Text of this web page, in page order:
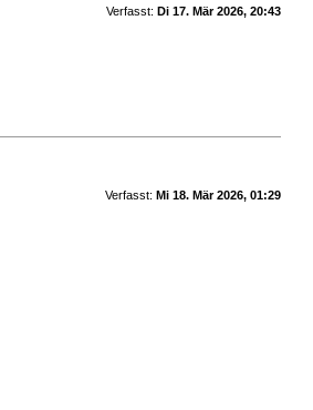
Verfasst: Di 17. Mär 2026, 20:43
Verfasst: Mi 18. Mär 2026, 01:29